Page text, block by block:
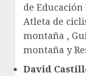
de Educación
Atleta de
montaña ,
montaña y
David